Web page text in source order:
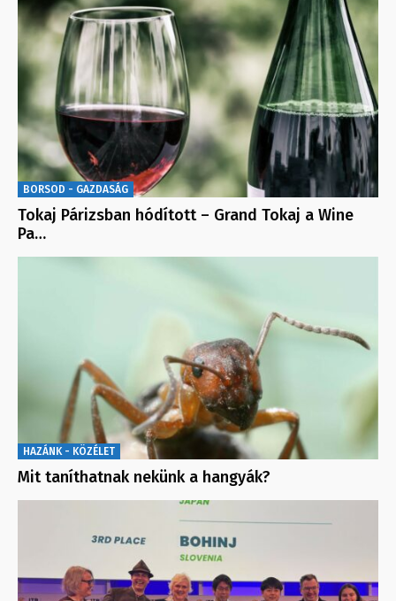
BORSOD - GAZDASÁG
Tokaj Párizsban hódított – Grand Tokaj a Wine
Pa…
HAZÁNK - KÖZÉLET
Mit taníthatnak nekünk a hangyák?